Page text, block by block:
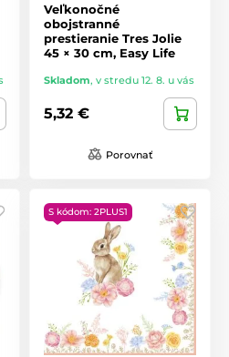
Veľkonočné
obojstranné
prestieranie Tres Jolie
45 × 30 cm, Easy Life
Skladom, v stredu 12. 8. u vás
5,32 €
Porovnať
S kódom: 2PLUS1